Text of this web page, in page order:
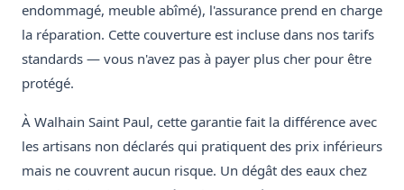
endommagé, meuble abîmé), l'assurance prend en charge
la réparation. Cette couverture est incluse dans nos tarifs
standards — vous n'avez pas à payer plus cher pour être
protégé.
À Walhain Saint Paul, cette garantie fait la différence avec
les artisans non déclarés qui pratiquent des prix inférieurs
mais ne couvrent aucun risque. Un dégât des eaux chez